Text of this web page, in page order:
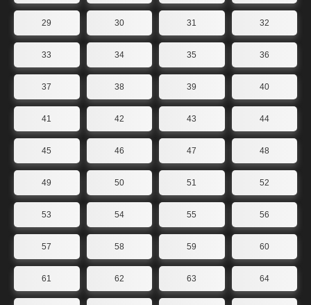
29 30 31 32
33 34 35 36
37 38 39 40
41 42 43 44
45 46 47 48
49 50 51 52
53 54 55 56
57 58 59 60
61 62 63 64